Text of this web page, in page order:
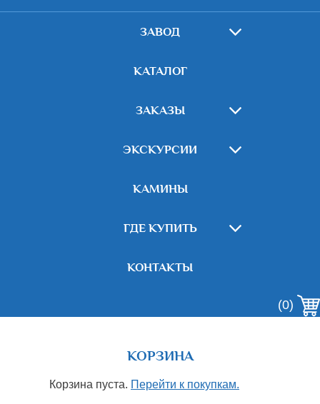
ЗАВОД
КАТАЛОГ
ЗАКАЗЫ
ЭКСКУРСИИ
КАМИНЫ
ГДЕ КУПИТЬ
КОНТАКТЫ
(0)
КОРЗИНА
Корзина пуста. Перейти к покупкам.